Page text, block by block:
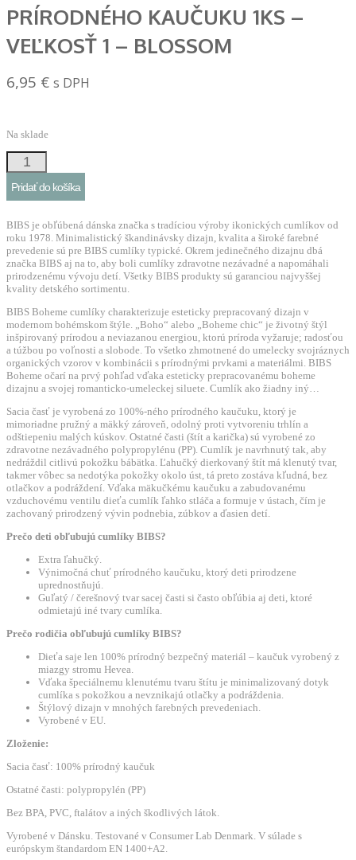
PRÍRODNÉHO KAUČUKU 1KS –
VEĽKOSŤ 1 – BLOSSOM
6,95 € s DPH
Na sklade
množstvo
Boheme
z
prírodného
kaučuku
1ks
–
veľkosť
1
-
Blossom
Pridať do košíka
BIBS je obľúbená dánska značka s tradíciou výroby ikonických cumlíkov od
roku 1978. Minimalistický škandinávsky dizajn, kvalita a široké farebné
prevedenie sú pre BIBS cumlíky typické. Okrem jedinečného dizajnu dbá
značka BIBS aj na to, aby boli cumlíky zdravotne nezávadné a napomáhali
prirodzenému vývoju detí. Všetky BIBS produkty sú garanciou najvyššej
kvality detského sortimentu.
BIBS Boheme cumlíky charakterizuje esteticky prepracovaný dizajn v
modernom bohémskom štýle. „Boho“ alebo „Boheme chic“ je životný štýl
inšpirovaný prírodou a neviazanou energiou, ktorú príroda vyžaruje; radosťou
a túžbou po voľnosti a slobode. To všetko zhmotnené do umelecky svojráznych
organických vzorov v kombinácii s prírodnými prvkami a materiálmi. BIBS
Boheme očarí na prvý pohľad vďaka esteticky prepracovanému boheme
dizajnu a svojej romanticko-umeleckej siluete. Cumlík ako žiadny iný…
Sacia časť je vyrobená zo 100%-ného prírodného kaučuku, ktorý je
mimoriadne pružný a mäkký zároveň, odolný proti vytvoreniu trhlín a
odštiepeniu malých kúskov. Ostatné časti (štít a karička) sú vyrobené zo
zdravotne nezávadného polypropylénu (PP). Cumlík je navrhnutý tak, aby
nedráždil citlivú pokožku bábätka. Ľahučký dierkovaný štít má klenutý tvar,
takmer vôbec sa nedotýka pokožky okolo úst, tá preto zostáva kľudná, bez
otlačkov a podráždení. Vďaka mäkučkému kaučuku a zabudovanému
vzduchovému ventilu dieťa cumlík ľahko stláča a formuje v ústach, čím je
zachovaný prirodzený vývin podnebia, zúbkov a ďasien detí.
Prečo deti obľubujú cumlíky BIBS?
Extra ľahučký.
Výnimočná chuť prírodného kaučuku, ktorý deti prirodzene
uprednostňujú.
Guľatý / čerešnový tvar sacej časti si často obľúbia aj deti, ktoré
odmietajú iné tvary cumlíka.
Prečo rodičia obľubujú cumlíky BIBS?
Dieťa saje len 100% prírodný bezpečný materiál – kaučuk vyrobený z
miazgy stromu Hevea.
Vďaka špeciálnemu klenutému tvaru štítu je minimalizovaný dotyk
cumlíka s pokožkou a nevznikajú otlačky a podráždenia.
Štýlový dizajn v mnohých farebných prevedeniach.
Vyrobené v EU.
Zloženie:
Sacia časť: 100% prírodný kaučuk
Ostatné časti: polypropylén (PP)
Bez BPA, PVC, ftalátov a iných škodlivých látok.
Vyrobené v Dánsku. Testované v Consumer Lab Denmark. V súlade s
európskym štandardom EN 1400+A2.